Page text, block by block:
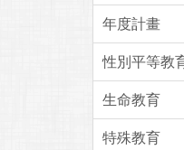
年度計畫
性別平等教
生命教育
特殊教育